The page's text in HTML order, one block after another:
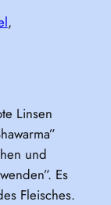
Linsen
und
Es
Fleisches.